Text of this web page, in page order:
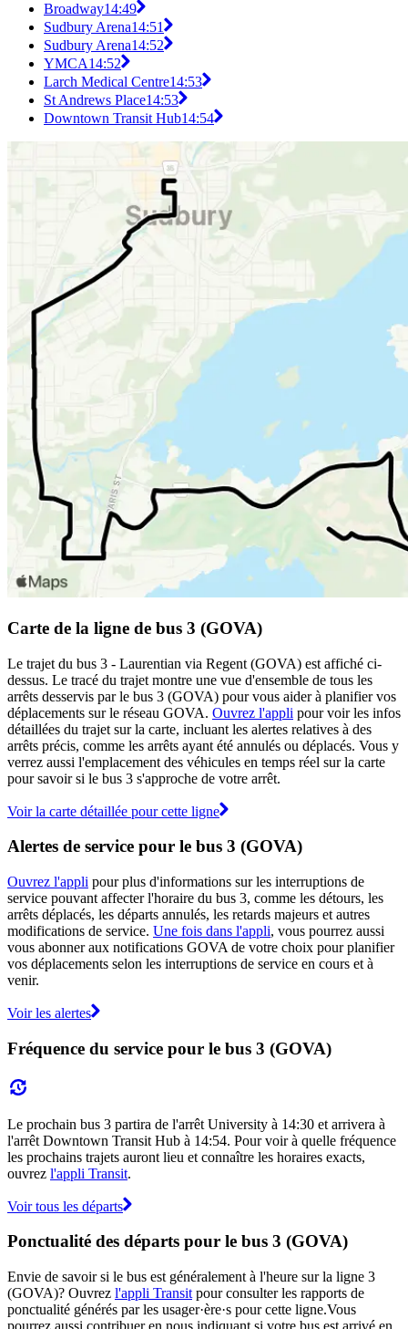
Broadway14:49
Sudbury Arena14:51
Sudbury Arena14:52
YMCA14:52
Larch Medical Centre14:53
St Andrews Place14:53
Downtown Transit Hub14:54
Carte de la ligne de bus 3 (GOVA)
Le trajet du bus 3 - Laurentian via Regent (GOVA) est affiché ci-
dessus. Le tracé du trajet montre une vue d'ensemble de tous les
arrêts desservis par le bus 3 (GOVA) pour vous aider à planifier vos
déplacements sur le réseau GOVA. Ouvrez l'appli pour voir les infos
détaillées du trajet sur la carte, incluant les alertes relatives à des
arrêts précis, comme les arrêts ayant été annulés ou déplacés. Vous y
verrez aussi l'emplacement des véhicules en temps réel sur la carte
pour savoir si le bus 3 s'approche de votre arrêt.
Voir la carte détaillée pour cette ligne
Alertes de service pour le bus 3 (GOVA)
Ouvrez l'appli pour plus d'informations sur les interruptions de
service pouvant affecter l'horaire du bus 3, comme les détours, les
arrêts déplacés, les départs annulés, les retards majeurs et autres
modifications de service. Une fois dans l'appli, vous pourrez aussi
vous abonner aux notifications GOVA de votre choix pour planifier
vos déplacements selon les interruptions de service en cours et à
venir.
Voir les alertes
Fréquence du service pour le bus 3 (GOVA)
Le prochain bus 3 partira de l'arrêt University à 14:30 et arrivera à
l'arrêt Downtown Transit Hub à 14:54. Pour voir à quelle fréquence
les prochains trajets auront lieu et connaître les horaires exacts,
ouvrez l'appli Transit.
Voir tous les départs
Ponctualité des départs pour le bus 3 (GOVA)
Envie de savoir si le bus est généralement à l'heure sur la ligne 3
(GOVA)? Ouvrez l'appli Transit pour consulter les rapports de
ponctualité générés par les usager·ère·s pour cette ligne.Vous
pourrez aussi contribuer en nous indiquant si votre bus est arrivé en